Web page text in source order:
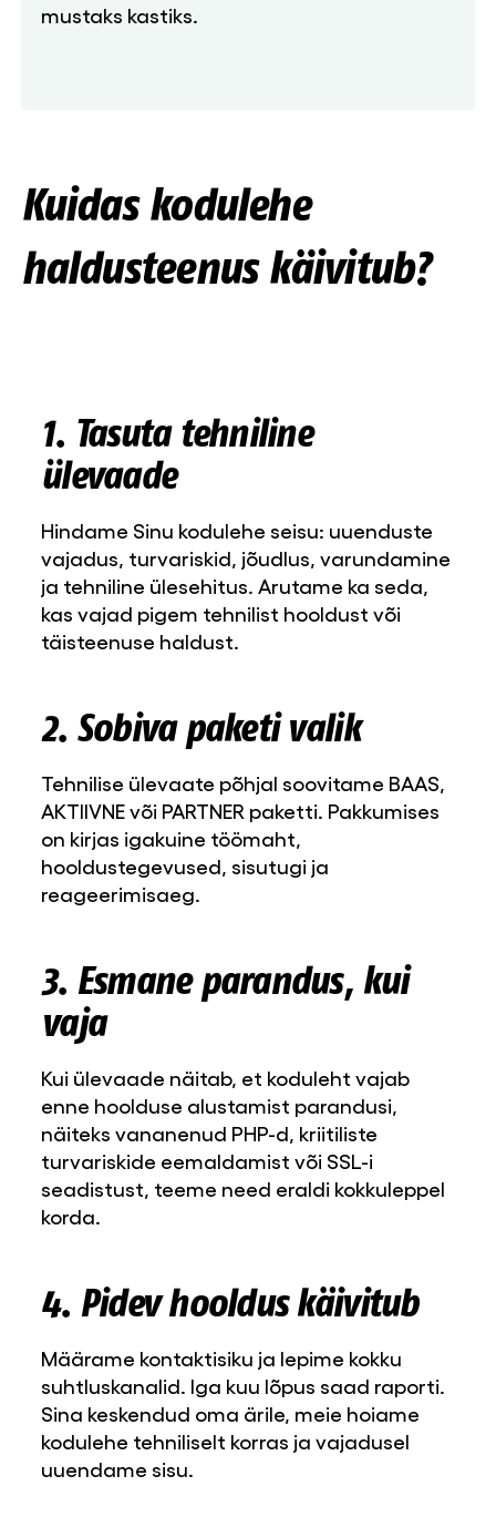
mustaks kastiks.
Kuidas kodulehe
haldusteenus käivitub?
1. Tasuta tehniline
ülevaade
Hindame Sinu kodulehe seisu: uuenduste
vajadus, turvariskid, jõudlus, varundamine
ja tehniline ülesehitus. Arutame ka seda,
kas vajad pigem tehnilist hooldust või
täisteenuse haldust.
2. Sobiva paketi valik
Tehnilise ülevaate põhjal soovitame BAAS,
AKTIIVNE või PARTNER paketti. Pakkumises
on kirjas igakuine töömaht,
hooldustegevused, sisutugi ja
reageerimisaeg.
3. Esmane parandus, kui
vaja
Kui ülevaade näitab, et koduleht vajab
enne hoolduse alustamist parandusi,
näiteks vananenud PHP-d, kriitiliste
turvariskide eemaldamist või SSL-i
seadistust, teeme need eraldi kokkuleppel
korda.
4. Pidev hooldus käivitub
Määrame kontaktisiku ja lepime kokku
suhtluskanalid. Iga kuu lõpus saad raporti.
Sina keskendud oma ärile, meie hoiame
kodulehe tehniliselt korras ja vajadusel
uuendame sisu.